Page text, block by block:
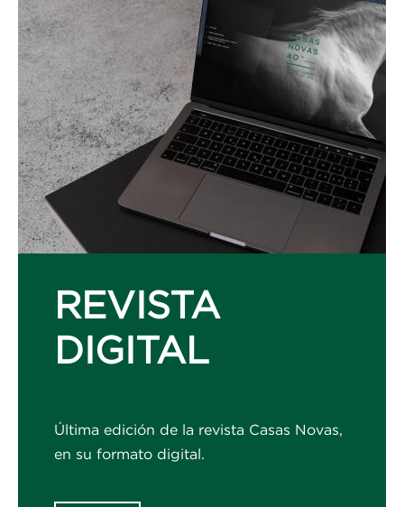
REVISTA
DIGITAL
Última edición de la revista Casas Novas,
en su formato digital.